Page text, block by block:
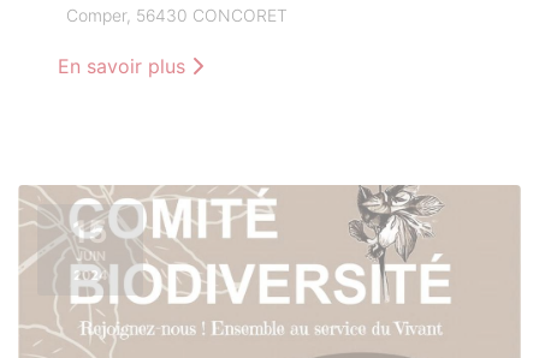
Comper, 56430 CONCORET
En savoir plus
15
JUIN
2024